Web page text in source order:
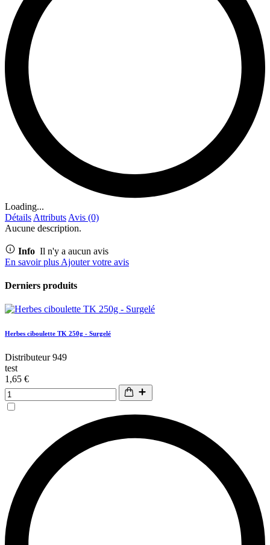
Loading...
Détails Attributs Avis (0)
Aucune description.
Info Il n'y a aucun avis
En savoir plus Ajouter votre avis
Derniers produits
Herbes ciboulette TK 250g - Surgelé
Distributeur 949
test
1,65 €